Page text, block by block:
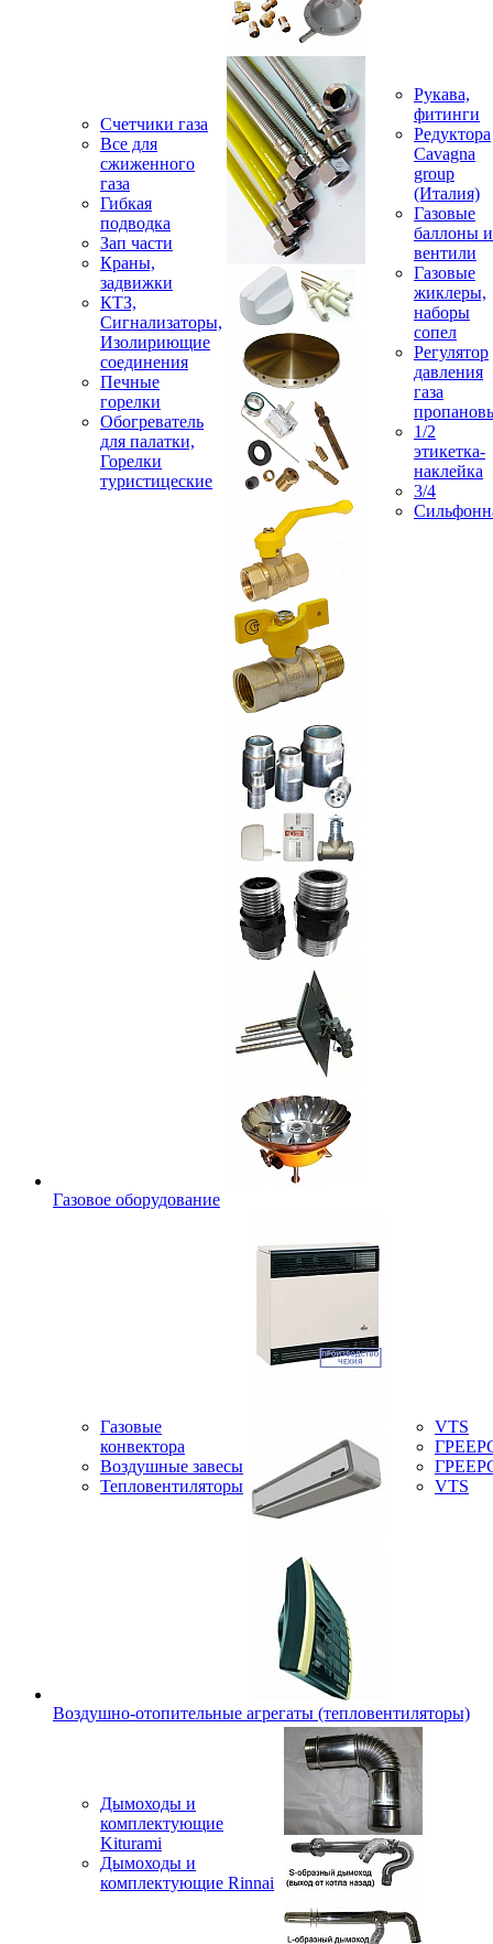
Счетчики газа
Все для
сжиженного
газа
Гибкая
подводка
Зап части
Краны,
задвижки
КТЗ,
Сигнализаторы,
Изолириющие
соединения
Печные
горелки
Обогреватель
для палатки,
Горелки
туристицеские
Рукава,
фитинги
Редуктора
Cavagna
group
(Италия)
Газовые
баллоны и
вентили
Газовые
жиклеры,
наборы
сопел
Регулятор
давления
газа
1/2
этикетка-
наклейка
3/4
Газовое оборудование
Газовые
конвектора
Воздушные завесы
Тепловентиляторы
VTS
VTS
Воздушно-отопительные агрегаты (тепловентиляторы)
Дымоходы и
комплектующие
Kiturami
Дымоходы и
комплектующие Rinnai